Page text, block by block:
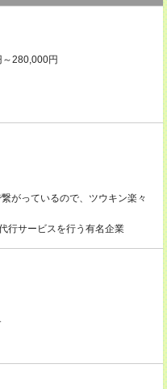
280,000円
がっているので、ツウキン楽々
行サービスを行う有名企業